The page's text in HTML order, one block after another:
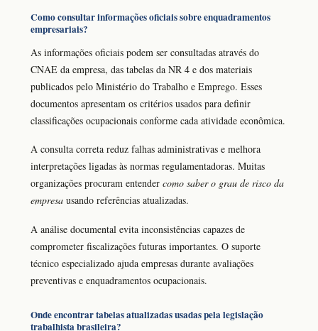
Como consultar informações oficiais sobre enquadramentos
empresariais?
As informações oficiais podem ser consultadas através do
CNAE da empresa, das tabelas da NR 4 e dos materiais
publicados pelo Ministério do Trabalho e Emprego. Esses
documentos apresentam os critérios usados para definir
classificações ocupacionais conforme cada atividade econômica.
A consulta correta reduz falhas administrativas e melhora
interpretações ligadas às normas regulamentadoras. Muitas
organizações procuram entender como saber o grau de risco da
empresa usando referências atualizadas.
A análise documental evita inconsistências capazes de
comprometer fiscalizações futuras importantes. O suporte
técnico especializado ajuda empresas durante avaliações
preventivas e enquadramentos ocupacionais.
Onde encontrar tabelas atualizadas usadas pela legislação
trabalhista brasileira?